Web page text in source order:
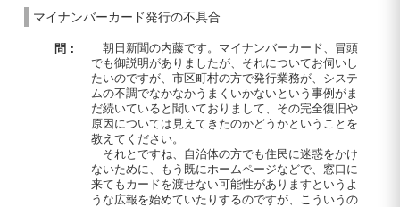
マイナンバーカード発行の不具合
問：
朝日新聞の内藤です。マイナンバーカード、冒頭
でも御説明がありましたが、それについてお伺いし
たいのですが、市区町村の方で発行業務が、システ
ムの不調でなかなかうまくいかないという事例がま
だ続いていると聞いておりまして、その完全復旧や
原因については見えてきたのかどうかということを
教えてください。
それとですね、自治体の方でも住民に迷惑をかけ
ないために、もう既にホームページなどで、窓口に
来てもカードを渡せない可能性がありますというよ
うな広報を始めていたりするのですが、こういうの